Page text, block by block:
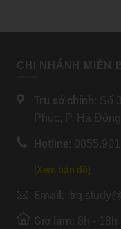
CHI NHÁNH MIỀN
Trụ sở chính: Số
Phúc, P. Hà
Hotline:
[Xem bản đồ]
Email:
Giờ làm: 8h - 18h